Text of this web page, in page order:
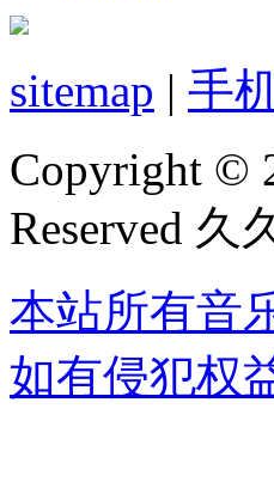
sitemap | 手
Copyright ©
Reserved 久
本站所有音
如有侵犯权